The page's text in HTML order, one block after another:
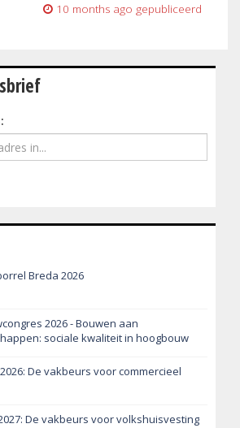
10 months ago gepubliceerd
Breda 2026
2026 - Bouwen aan
sociale kwaliteit in hoogbouw
2026: De vakbeurs voor commercieel
De vakbeurs voor volkshuisvesting